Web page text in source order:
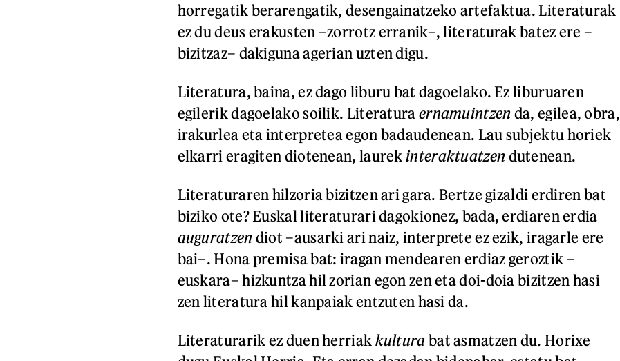
horregatik berarengatik, desengainatzeko artefaktua. Literaturak
ez du deus erakusten –zorrotz erranik–, literaturak batez ere –
bizitzaz– dakiguna agerian uzten digu.
Literatura, baina, ez dago liburu bat dagoelako. Ez liburuaren
egilerik dagoelako soilik. Literatura ernamuintzen da, egilea, obra,
irakurlea eta interpretea egon badaudenean. Lau subjektu horiek
elkarri eragiten diotenean, laurek interaktuatzen dutenean.
Literaturaren hilzoria bizitzen ari gara. Bertze gizaldi erdiren bat
biziko ote? Euskal literaturari dagokionez, bada, erdiaren erdia
auguratzen diot –ausarki ari naiz, interprete ez ezik, iragarle ere
bai–. Hona premisa bat: iragan mendearen erdiaz geroztik –
euskara– hizkuntza hil zorian egon zen eta doi-doia bizitzen hasi
zen literatura hil kanpaiak entzuten hasi da.
Literaturarik ez duen herriak kultura bat asmatzen du. Horixe